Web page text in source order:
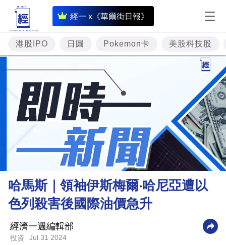
經一 x《華爾街日報》
即
時
財
經
專
題
投
資
樓
市
財
商
業
科
港股IPO 日圓 Pokemon卡 美股科技股
哈馬斯｜領袖伊斯梅爾‧哈尼亞遭以
色列殺害後國際油價急升
經濟一週編輯部
投資 Jul 31 2024